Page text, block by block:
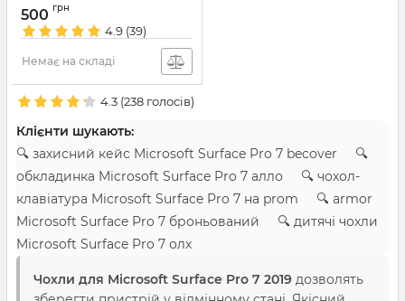
Артикул: 4276
500 грн
4.9 (39)
Немає на складі
4.3 (238 голосів)
Клієнти шукають:
🔍 захисний кейс Microsoft Surface Pro 7 becover 🔍
обкладинка Microsoft Surface Pro 7 алло 🔍 чохол-
клавіатура Microsoft Surface Pro 7 на prom 🔍 armor
Microsoft Surface Pro 7 броньований 🔍 дитячі чохли
Microsoft Surface Pro 7 олх
Чохли для Microsoft Surface Pro 7 2019 дозволять